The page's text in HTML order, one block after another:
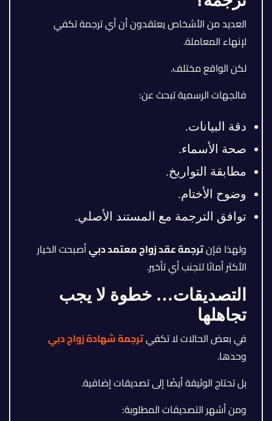
العديد من الأشخاص يعتقدون أن أي ترجمة تكفي
لإنهاء المعاملة.
لكن الواقع مختلف.
فالجهات الرسمية تبحث عن:
دقة البيانات.
صحة الأسماء.
مطابقة التواريخ.
وضوح الأختام.
توافق الترجمة مع المستند الأصلي.
ولهذا فإنترجمة عقد زواج معتمد دبيأصبحت الخيار
الأكثر أمانًا لتجنب أي تأخير.
التصديقات… خطوة لا يجب
تجاهلها
في بعض الحالات لا تكفيترجمة شهادة زواج دبي
وحدها.
بل تحتاج الوثيقة أيضًا إلى تصديقات إضافية.
ومن أشهر التصديقات المطلوبة: